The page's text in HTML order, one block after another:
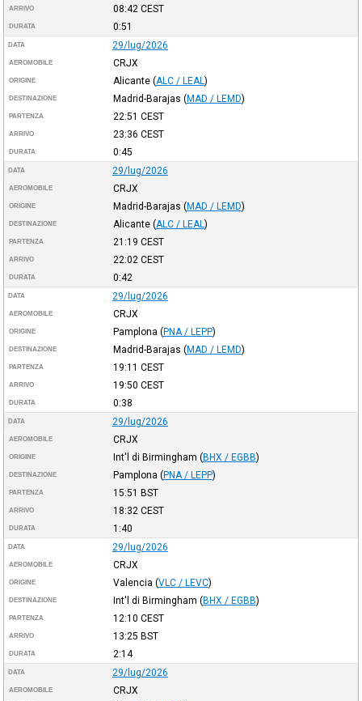
ARRIVO 08:42 CEST
DURATA 0:51
DATA 29/lug/2026
AEROMOBILE CRJX
ORIGINE Alicante (ALC / LEAL )
DESTINAZIONE Madrid-Barajas (MAD / LEMD)
PARTENZA 22:51 CEST
ARRIVO 23:36 CEST
DURATA 0:45
DATA 29/lug/2026
AEROMOBILE CRJX
ORIGINE Madrid-Barajas (MAD / LEMD)
DESTINAZIONE Alicante (ALC / LEAL )
PARTENZA 21:19 CEST
ARRIVO 22:02 CEST
DURATA 0:42
DATA 29/lug/2026
AEROMOBILE CRJX
ORIGINE Pamplona (PNA / LEPP)
DESTINAZIONE Madrid-Barajas (MAD / LEMD)
PARTENZA 19:11 CEST
ARRIVO 19:50 CEST
DURATA 0:38
DATA 29/lug/2026
AEROMOBILE CRJX
ORIGINE Int'l di Birmingham (BHX / EGBB)
DESTINAZIONE Pamplona (PNA / LEPP)
PARTENZA 15:51 BST
ARRIVO 18:32 CEST
DURATA 1:40
DATA 29/lug/2026
AEROMOBILE CRJX
ORIGINE Valencia (VLC / LEVC)
DESTINAZIONE Int'l di Birmingham (BHX / EGBB)
PARTENZA 12:10 CEST
ARRIVO 13:25 BST
DURATA 2:14
DATA 29/lug/2026
AEROMOBILE CRJX